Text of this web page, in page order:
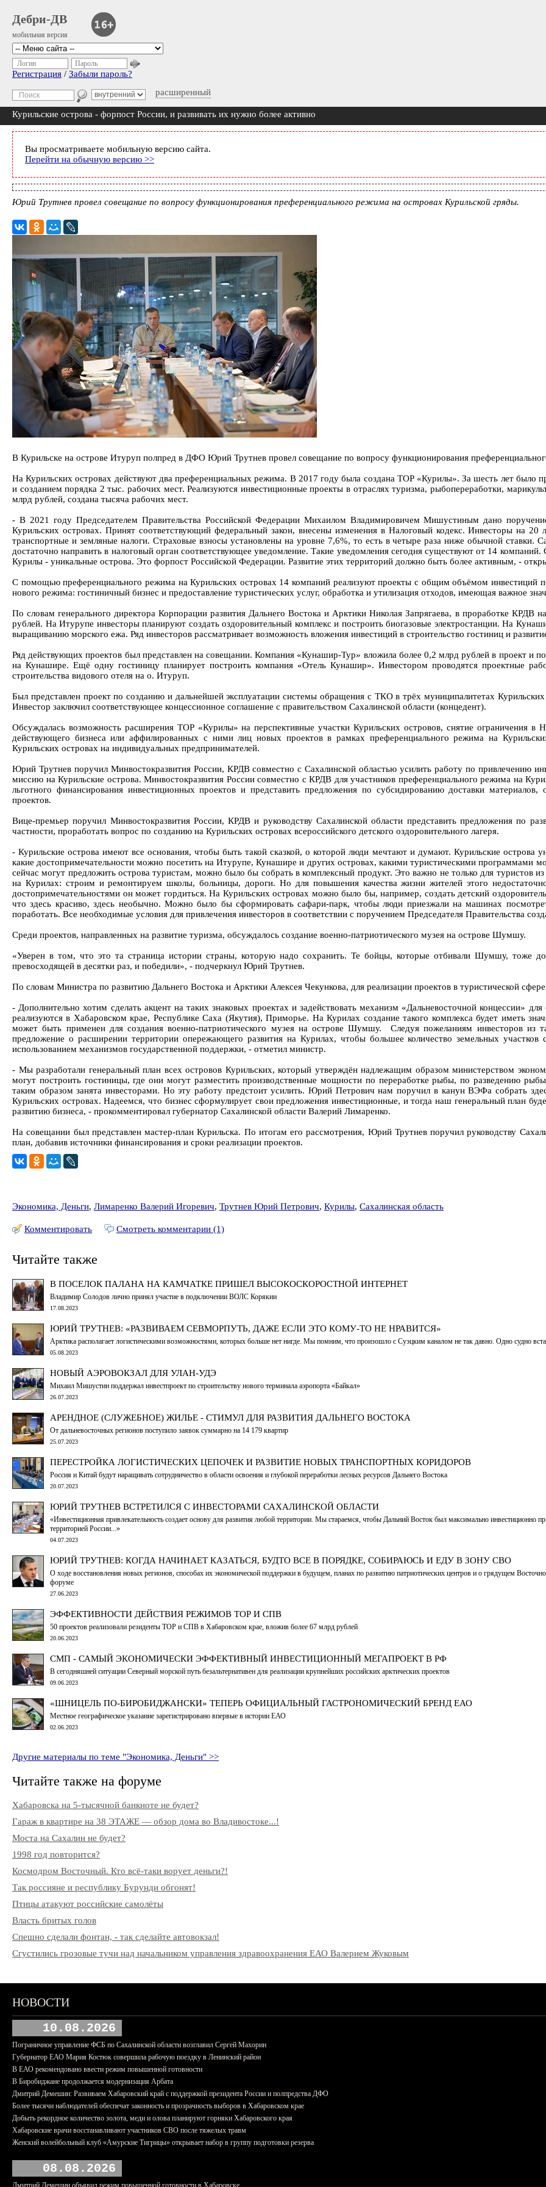
Дебри-ДВ
мобильная версия
расширенный
Логин Пароль
Регистрация / Забыли пароль?
Курильские острова - форпост России, и развивать их нужно более активно
Вы просматриваете мобильную версию сайта.
Перейти на обычную версию >>
Юрий Трутнев провел совещание по вопросу функционирования преференциального режима на островах Курильской гряды.
В Курильске на острове Итуруп полпред в ДФО Юрий Трутнев провел совещание по вопросу функционирования
На Курильских островах действуют два преференциальных режима. В 2017 году была создана ТОР «Курилы». За шесть лет было
и созданием порядка 2 тыс. рабочих мест. Реализуются инвестиционные проекты в отраслях туризма, рыбопереработки,
млрд рублей, создана тысяча рабочих мест.
- В 2021 году Председателем Правительства Российской Федерации Михаилом Владимировичем Мишустиным дано
Курильских островах. Принят соответствующий федеральный закон, внесены изменения в Налоговый кодекс. Инвесторы на
транспортные и земляные налоги. Страховые взносы установлены на уровне 7,6%, то есть в четыре раза ниже обычной ставки.
достаточно направить в налоговый орган соответствующее уведомление. Такие уведомления сегодня существуют от 14
Курилы - уникальные острова. Это форпост Российской Федерации. Развитие этих территорий должно быть более активным, -
С помощью преференциального режима на Курильских островах 14 компаний реализуют проекты с общим объёмом инвестиций
нового режима: гостиничный бизнес и предоставление туристических услуг, обработка и утилизация отходов, имеющая важное
По словам генерального директора Корпорации развития Дальнего Востока и Арктики Николая Запрягаева, в проработке КРДВ
рублей. На Итурупе инвесторы планируют создать оздоровительный комплекс и построить биогазовые электростанции. На
выращиванию морского ежа. Ряд инвесторов рассматривает возможность вложения инвестиций в строительство гостиниц и
Ряд действующих проектов был представлен на совещании. Компания «Кунашир-Тур» вложила более 0,2 млрд рублей в проект и
на Кунашире. Ещё одну гостиницу планирует построить компания «Отель Кунашир». Инвестором проводятся проектные
строительства видового отеля на о. Итуруп.
Был представлен проект по созданию и дальнейшей эксплуатации системы обращения с ТКО в трёх муниципалитетах
Инвестор заключил соответствующее концессионное соглашение с правительством Сахалинской области (концедент).
Обсуждалась возможность расширения ТОР «Курилы» на перспективные участки Курильских островов, снятие ограничения в
действующего бизнеса или аффилированных с ними лиц новых проектов в рамках преференциального режима на
Курильских островах на индивидуальных предпринимателей.
Юрий Трутнев поручил Минвостокразвития России, КРДВ совместно с Сахалинской областью усилить работу по привлечению
миссию на Курильские острова. Минвостокразвития России совместно с КРДВ для участников преференциального режима на
льготного финансирования инвестиционных проектов и представить предложения по субсидированию доставки материалов,
проектов.
Вице-премьер поручил Минвостокразвития России, КРДВ и руководству Сахалинской области представить предложения по
частности, проработать вопрос по созданию на Курильских островах всероссийского детского оздоровительного лагеря.
- Курильские острова имеют все основания, чтобы быть такой сказкой, о которой люди мечтают и думают. Курильские острова
какие достопримечательности можно посетить на Итурупе, Кунашире и других островах, какими туристическими программами
сейчас могут предложить острова туристам, можно было бы собрать в комплексный продукт. Это важно не только для туристов
на Курилах: строим и ремонтируем школы, больницы, дороги. Но для повышения качества жизни жителей этого
достопримечательностями он может гордиться. На Курильских островах можно было бы, например, создать детский
что здесь красиво, здесь необычно. Можно было бы сформировать сафари-парк, чтобы люди приезжали на машинах
поработать. Все необходимые условия для привлечения инвесторов в соответствии с поручением Председателя Правительства
Среди проектов, направленных на развитие туризма, обсуждалось создание военно-патриотического музея на острове Шумшу.
«Уверен в том, что это та страница истории страны, которую надо сохранить. Те бойцы, которые отбивали Шумшу, тоже
превосходящей в десятки раз, и победили», - подчеркнул Юрий Трутнев.
По словам Министра по развитию Дальнего Востока и Арктики Алексея Чекункова, для реализации проектов в туристической
- Дополнительно хотим сделать акцент на таких знаковых проектах и задействовать механизм «Дальневосточной концессии»
реализуются в Хабаровском крае, Республике Саха (Якутия), Приморье. На Курилах создание такого комплекса будет иметь
может быть применен для создания военно-патриотического музея на острове Шумшу. Следуя пожеланиям инвесторов из
предложение о расширении территории опережающего развития на Курилах, чтобы большее количество земельных участков
использованием механизмов государственной поддержки, - отметил министр.
- Мы разработали генеральный план всех островов Курильских, который утверждён надлежащим образом министерством
могут построить гостиницы, где они могут разместить производственные мощности по переработке рыбы, по разведению
таким образом занята инвесторами. Но эту работу предстоит усилить. Юрий Петрович нам поручил в канун ВЭФа собрать
Курильских островах. Надеемся, что бизнес сформулирует свои предложения инвестиционные, и тогда наш генеральный план
развитию бизнеса, - прокомментировал губернатор Сахалинской области Валерий Лимаренко.
На совещании был представлен мастер-план Курильска. По итогам его рассмотрения, Юрий Трутнев поручил руководству
план, добавив источники финансирования и сроки реализации проектов.
Экономика, Деньги, Лимаренко Валерий Игоревич, Трутнев Юрий Петрович, Курилы, Сахалинская область
Комментировать Смотреть комментарии (1)
Читайте также
В ПОСЕЛОК ПАЛАНА НА КАМЧАТКЕ ПРИШЕЛ ВЫСОКОСКОРОСТНОЙ ИНТЕРНЕТ
Владимир Солодов лично принял участие в подключении ВОЛС Корякии
17.08.2023
ЮРИЙ ТРУТНЕВ: «РАЗВИВАЕМ СЕВМОРПУТЬ, ДАЖЕ ЕСЛИ ЭТО КОМУ-ТО НЕ НРАВИТСЯ»
Арктика располагает логистическими возможностями, которых больше нет нигде. Мы помним, что произошло с Суэцким каналом не так давно. Одно судно
05.08.2023
НОВЫЙ АЭРОВОКЗАЛ ДЛЯ УЛАН-УДЭ
Михаил Мишустин поддержал инвестпроект по строительству нового терминала аэропорта «Байкал»
26.07.2023
АРЕНДНОЕ (СЛУЖЕБНОЕ) ЖИЛЬЕ - СТИМУЛ ДЛЯ РАЗВИТИЯ ДАЛЬНЕГО ВОСТОКА
От дальневосточных регионов поступило заявок суммарно на 14 179 квартир
25.07.2023
ПЕРЕСТРОЙКА ЛОГИСТИЧЕСКИХ ЦЕПОЧЕК И РАЗВИТИЕ НОВЫХ ТРАНСПОРТНЫХ КОРИДОРОВ
Россия и Китай будут наращивать сотрудничество в области освоения и глубокой переработки лесных ресурсов Дальнего Востока
20.07.2023
ЮРИЙ ТРУТНЕВ ВСТРЕТИЛСЯ С ИНВЕСТОРАМИ САХАЛИНСКОЙ ОБЛАСТИ
«Инвестиционная привлекательность создает основу для развития любой территории. Мы стараемся, чтобы Дальний Восток был максимально инвестиционно
территорией России...»
04.07.2023
ЮРИЙ ТРУТНЕВ: КОГДА НАЧИНАЕТ КАЗАТЬСЯ, БУДТО ВСЕ В ПОРЯДКЕ, СОБИРАЮСЬ И ЕДУ В ЗОНУ СВО
О ходе восстановления новых регионов, способах их экономической поддержки в будущем, планах по развитию патриотических центров и о грядущем
форуме
27.06.2023
ЭФФЕКТИВНОСТИ ДЕЙСТВИЯ РЕЖИМОВ ТОР И СПВ
50 проектов реализовали резиденты ТОР и СПВ в Хабаровском крае, вложив более 67 млрд рублей
20.06.2023
СМП - САМЫЙ ЭКОНОМИЧЕСКИ ЭФФЕКТИВНЫЙ ИНВЕСТИЦИОННЫЙ МЕГАПРОЕКТ В РФ
В сегодняшней ситуации Северный морской путь безальтернативен для реализации крупнейших российских арктических проектов
09.06.2023
«ШНИЦЕЛЬ ПО-БИРОБИДЖАНСКИ» ТЕПЕРЬ ОФИЦИАЛЬНЫЙ ГАСТРОНОМИЧЕСКИЙ БРЕНД ЕАО
Местное географическое указание зарегистрировано впервые в истории ЕАО
02.06.2023
Другие материалы по теме "Экономика, Деньги" >>
Читайте также на форуме
Хабаровска на 5-тысячной банкноте не будет?
Гараж в квартире на 38 ЭТАЖЕ — обзор дома во Владивостоке...!
Моста на Сахалин не будет?
1998 год повторится?
Космодром Восточный. Кто всё-таки ворует деньги?!
Так россияне и республику Бурунди обгонят!
Птицы атакуют российские самолёты
Власть бритых голов
Спешно сделали фонтан, - так сделайте автовокзал!
Сгустились грозовые тучи над начальником управления здравоохранения ЕАО Валерием Жуковым
НОВОСТИ
10.08.2026
Пограничное управление ФСБ по Сахалинской области возглавил Сергей Махорин
Губернатор ЕАО Мария Костюк совершила рабочую поездку в Ленинский район
В ЕАО рекомендовано ввести режим повышенной готовности
В Биробиджане продолжается модернизация Арбата
Дмитрий Демешин: Развиваем Хабаровский край с поддержкой президента России и полпредства ДФО
Более тысячи наблюдателей обеспечат законность и прозрачность выборов в Хабаровском крае
Добыть рекордное количество золота, меди и олова планируют горняки Хабаровского края
Хабаровские врачи восстанавливают участников СВО после тяжелых травм
Женский волейбольный клуб «Амурские Тигрицы» открывает набор в группу подготовки резерва
08.08.2026
Дмитрий Демешин объявил режим повышенной готовности в Хабаровске